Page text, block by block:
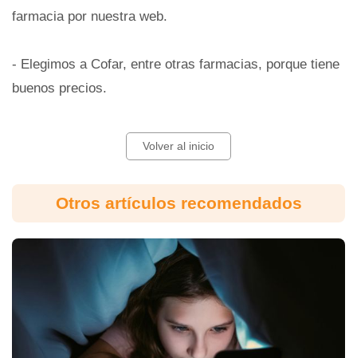
farmacia por nuestra web.
- Elegimos a Cofar, entre otras farmacias, porque tiene
buenos precios.
Volver al inicio
Otros artículos recomendados